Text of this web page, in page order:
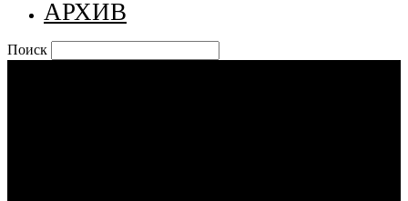
АРХИВ
Поиск